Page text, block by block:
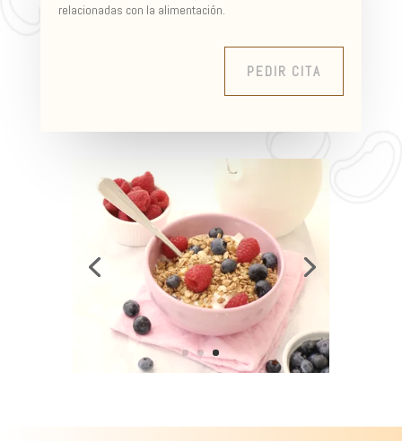
relacionadas con la alimentación.
PEDIR CITA